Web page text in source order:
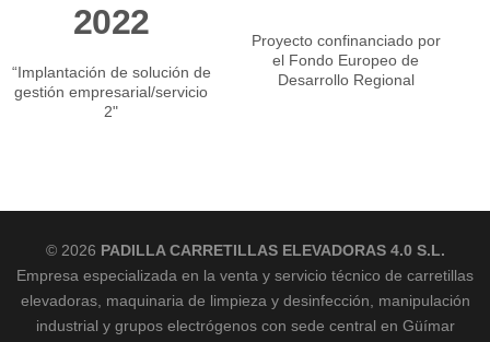
2022
“Implantación de solución de
gestión empresarial/servicio
2"
Proyecto confinanciado por
el Fondo Europeo de
Desarrollo Regional
© 2026 PADILLA CARRETILLAS ELEVADORAS 4.0 S.L.
Empresa especializada en la venta y servicio técnico de carretillas
elevadoras, maquinaria de limpieza y desinfección, manipulación
industrial y grupos electrógenos con sede central en Güímar